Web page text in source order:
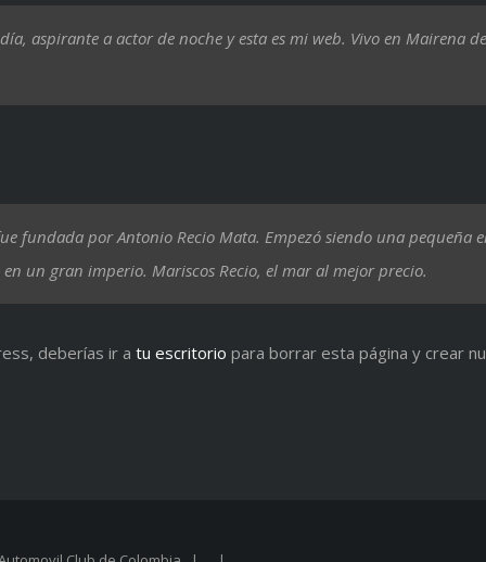
aspirante a actor de noche y esta es mi web. Vivo en
fundada por Antonio Recio Mata. Empezó siendo una
un gran imperio. Mariscos Recio, el mar al mejor precio.
deberías ir a tu escritorio para borrar esta página y crear